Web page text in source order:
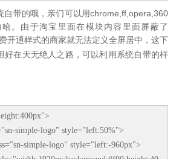
自带的哦，亲们可以用chrome,ff,opera,360
。由于淘宝里面在模块内容里面屏蔽了
开通样式的商家就无法定义全屏居中，这下
好在天无绝人之路，可以利用系统自带的样
simple-logo" style="left:50%">
simple-logo" style="left:-960px">